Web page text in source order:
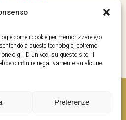
come i cookie per memorizzare e/o
a queste tecnologie, potremo
o gli ID univoci su questo sito. Il
influire negativamente su alcune
Preferenze